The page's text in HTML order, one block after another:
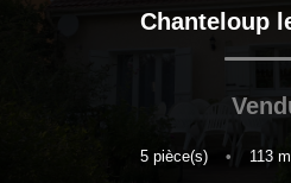
BIENS
Chanteloup
5 pièce(s) • 113